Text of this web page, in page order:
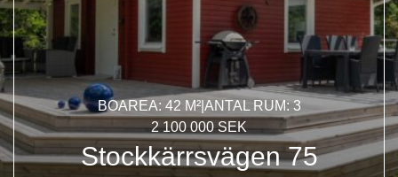
BOAREA: 42 M²| ANTAL RUM: 3
2 100 000 SEK
Stockkärrsvägen 75